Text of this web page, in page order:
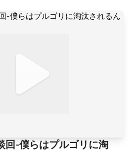
回-僕らはプルゴリに淘